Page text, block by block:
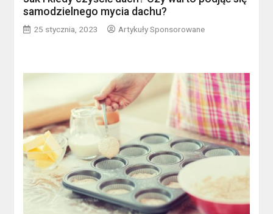
samodzielnego mycia dachu?
25 stycznia, 2023 Artykuły Sponsorowane